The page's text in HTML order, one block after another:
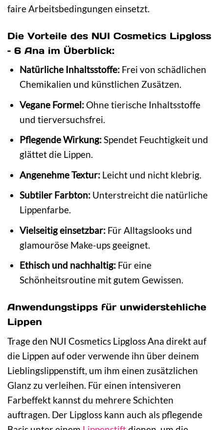
faire Arbeitsbedingungen einsetzt.
Die Vorteile des NUI Cosmetics Lipgloss
– 6 Ana im Überblick:
Natürliche Inhaltsstoffe:Frei von schädlichen
Chemikalien und künstlichen Zusätzen.
Vegane Formel:Ohne tierische Inhaltsstoffe
und tierversuchsfrei.
Pflegende Wirkung:Spendet Feuchtigkeit und
glättet die Lippen.
Angenehme Textur:Leicht und nicht klebrig.
Subtiler Farbton:Unterstreicht die natürliche
Lippenfarbe.
Vielseitig einsetzbar:Für Alltagslooks und
glamouröse Make-ups geeignet.
Ethisch und nachhaltig:Für eine
Schönheitsroutine mit gutem Gewissen.
Anwendungstipps für unwiderstehliche
Lippen
Trage den NUI Cosmetics Lipgloss Ana direkt auf
die Lippen auf oder verwende ihn über deinem
Lieblingslippenstift, um ihm einen zusätzlichen
Glanz zu verleihen. Für einen intensiveren
Farbeffekt kannst du mehrere Schichten
auftragen. Der Lipgloss kann auch als pflegende